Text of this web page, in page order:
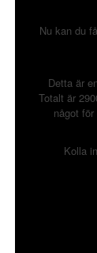
Nu kan du
Detta är
Totalt är
något
Kolla